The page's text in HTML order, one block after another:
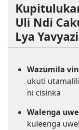
Uli Ndi
Lya
Wazumila
ukuti
ni cisinka
Walenga
kuleenga